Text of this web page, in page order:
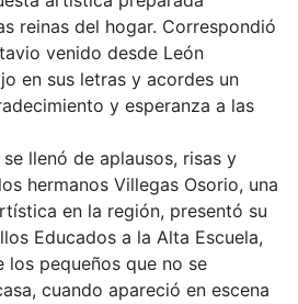
reinas del hogar. Correspondió
venido desde León
en sus letras y acordes un
y esperanza a las
llenó de aplausos, risas y
hermanos Villegas Osorio, una
en la región, presentó su
Educados a la Alta Escuela,
los pequeños que no se
cuando apareció en escena